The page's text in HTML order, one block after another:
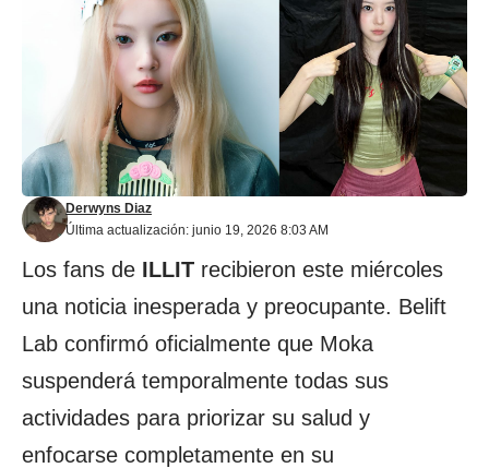
Última actualización: junio 19, 2026 8:03 AM
Derwyns Diaz
Los fans de ILLIT recibieron este miércoles
una noticia inesperada y preocupante. Belift
Lab confirmó oficialmente que Moka
suspenderá temporalmente todas sus
actividades para priorizar su salud y
enfocarse completamente en su